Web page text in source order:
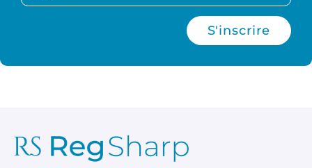
S'inscrire